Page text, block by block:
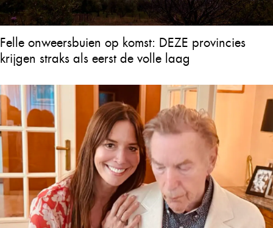
Felle onweersbuien op komst: DEZE provincies
krijgen straks als eerst de volle laag